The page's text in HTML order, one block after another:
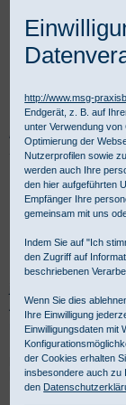
Praxisbedarf Shop
Lanzetten
Blutzucker
Accu-Chek Softclix.
möglich.
Lanzetten
Produktübersicht:
http://www.msg-
Endgerät, z. B. auf
unter Verwendung
Optimierung der
Nutzerprofilen sowie
werden auch Ihre
den hier aufgeführten
Empfänger Ihre
gemeinsam mit uns
Indem Sie auf "Ich
den Zugriff auf
beschriebenen
Wenn Sie dies
Ihre Einwilligung
Einwilligungsdaten mit
der Cookies erhalten
insbesondere auch zu
den